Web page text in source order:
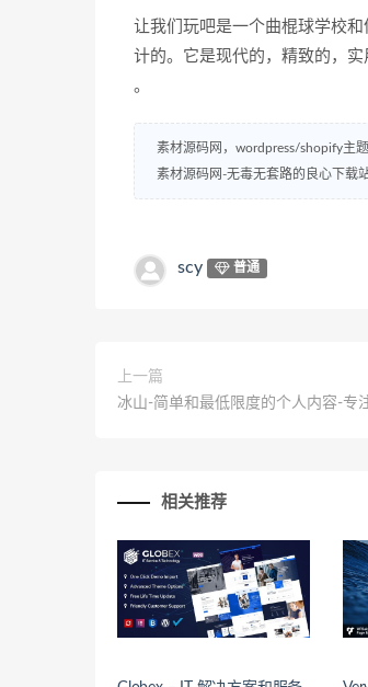
让我们玩吧是一个曲棍球学校
计的。它是现代的，精致的，实
。
素材源码网，wordpress/shopify主
素材源码网-无毒无套路的良心下载
scy 普通
上一篇
冰山-简单和最低限度的个人内容-专
相关推荐